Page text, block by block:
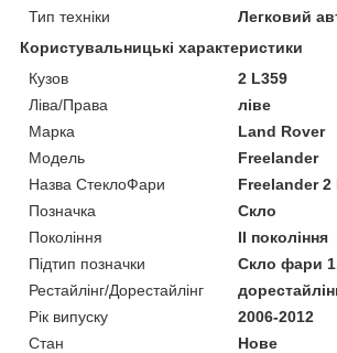
Тип техніки
Легковий
Користувальницькі характеристики
Кузов
2 L359
Ліва/Права
ліве
Марка
Land Rover
Мoдель
Freelander
Назва СтеклоФари
Freelander 2
Позначка
Скло
Покоління
II покоління
Підтип позначки
Скло фари
Рестайлінг/Дорестайлінг
Рік випуску
2006-2012
Стан
Нове